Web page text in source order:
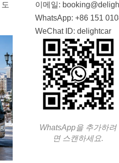
이메일:
WhatsApp: +86 151
WeChat ID: delightcar
WhatsApp을 추가하려
면 스캔하세요.